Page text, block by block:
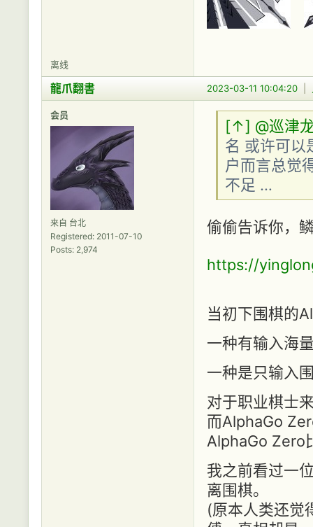
离线
2023-03-11 10:04:20
龍爪翻書
会员
来自 台北
Registered: 2011-07-10
Posts: 2,974
[↑] @巡津
名 或许可以
户而言总觉
不足 …
偷偷告诉你，
https://
当初下围棋的
一种有输入海
一种是只输入
对于职业棋士
而AlphaGo
AlphaGo Zero
我之前看过一
离围棋。
(原本人类还觉